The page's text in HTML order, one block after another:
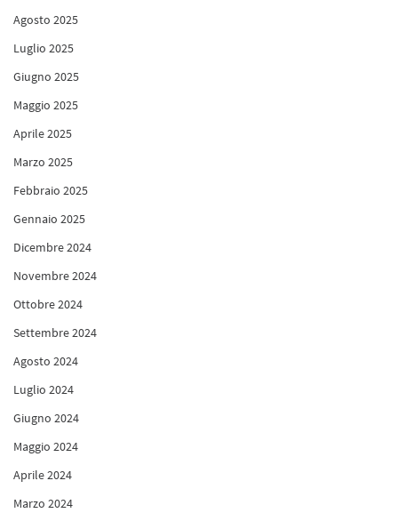
Agosto 2025
Luglio 2025
Giugno 2025
Maggio 2025
Aprile 2025
Marzo 2025
Febbraio 2025
Gennaio 2025
Dicembre 2024
Novembre 2024
Ottobre 2024
Settembre 2024
Agosto 2024
Luglio 2024
Giugno 2024
Maggio 2024
Aprile 2024
Marzo 2024